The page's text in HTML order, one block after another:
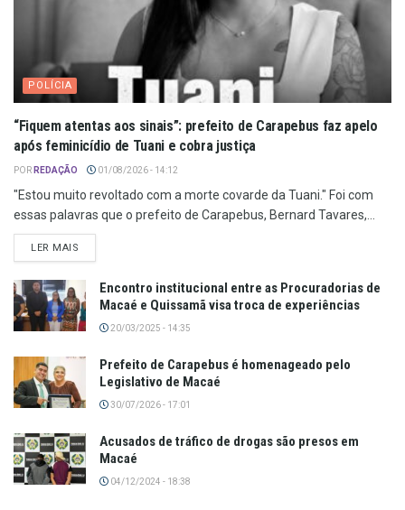
POLÍCIA
“Fiquem atentas aos sinais”: prefeito de Carapebus faz apelo
após feminicídio de Tuani e cobra justiça
POR REDAÇÃO 01/08/2026 - 14:12
"Estou muito revoltado com a morte covarde da Tuani." Foi com
essas palavras que o prefeito de Carapebus, Bernard Tavares,...
LER MAIS
Encontro institucional entre as Procuradorias de
Macaé e Quissamã visa troca de experiências
20/03/2025 - 14:35
Prefeito de Carapebus é homenageado pelo
Legislativo de Macaé
30/07/2026 - 17:01
Acusados de tráfico de drogas são presos em
Macaé
04/12/2024 - 18:38